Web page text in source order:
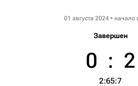
01 августа 2024 • начало
Завершен
0 : 2
2:65:7